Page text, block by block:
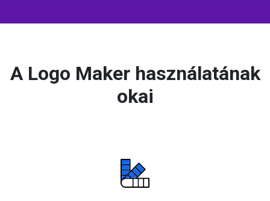
A Logo Maker használatának
okai